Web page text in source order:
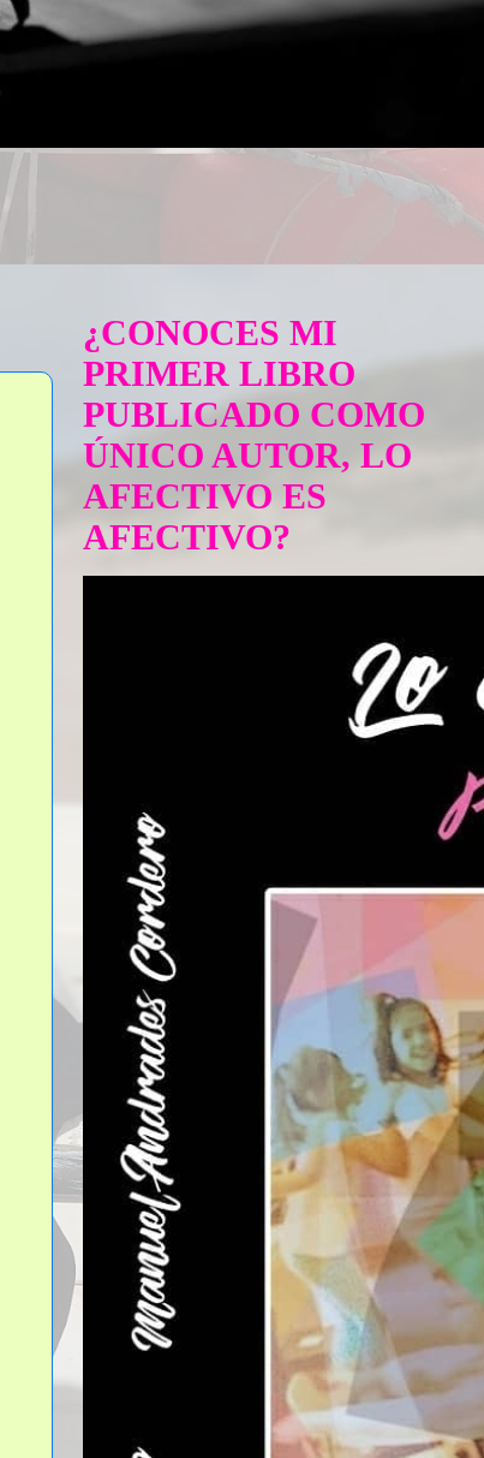
¿CONOCES MI
PRIMER LIBRO
PUBLICADO COMO
ÚNICO AUTOR, LO
AFECTIVO ES
AFECTIVO?